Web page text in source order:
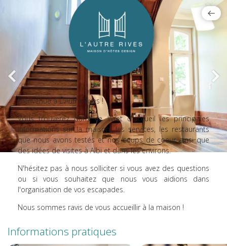
Bienvenue à L'Autre Rives !
Vous trouverez dans ce livret d'accueil les principales
informations sur la maison, les services, les restaurants
que nous avons testés et nos coups de coeur ainsi que
des idées de visites à Albi et dans les environs.
N'hésitez pas à nous solliciter si vous avez des questions
ou si vous souhaitez que nous vous aidions dans
l'organisation de vos escapades.
Nous sommes ravis de vous accueillir à la maison !
Informations pratiques